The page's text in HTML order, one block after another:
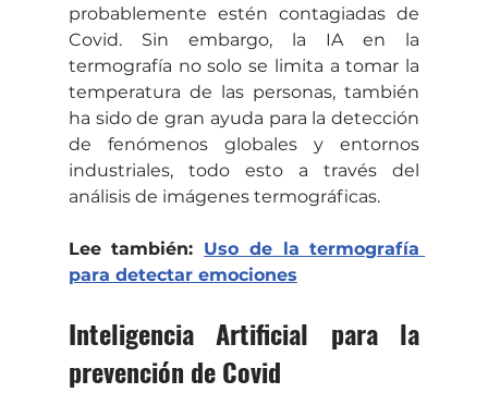
probablemente estén contagiadas de
Covid. Sin embargo, la IA en la
termografía no solo se limita a tomar la
temperatura de las personas, también
ha sido de gran ayuda para la detección
de fenómenos globales y entornos
industriales, todo esto a través del
análisis de imágenes termográficas.
Lee también: Uso de la termografía
para detectar emociones
Inteligencia Artificial para la
prevención de Covid